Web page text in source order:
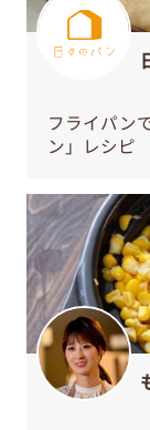
フライパン
ン」レシピ